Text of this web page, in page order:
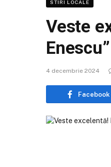
STIRI LOCALE
Veste
4 decembrie 2024
Facebook